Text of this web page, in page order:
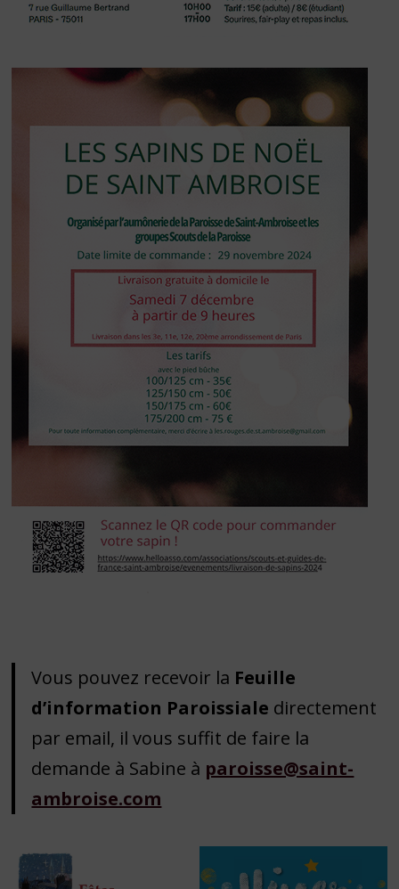
Vous pouvez recevoir la Feuille
d’information Paroissiale directement
par email, il vous suffit de faire la
demande à Sabine à paroisse@saint-
ambroise.com